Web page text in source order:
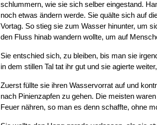
schlummern, wie sie sich selber eingestand.
noch etwas ändern werde. Sie quälte sich auf
Vortag. So stieg sie zum Wasser hinunter, um
den Fluss hinab wandern wollte, um auf
Sie entschied sich, zu bleiben, bis man sie
in dem stillen Tal tat ihr gut und sie agierte
Zuerst füllte sie ihren Wasservorrat auf und
nach Pinienzapfen zu gehen. Die meisten
Feuer nähren, so man es denn schaffte, ohne